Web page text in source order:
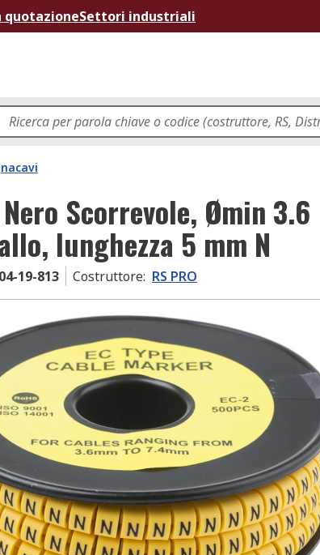
quotazioneSettori industriali
Scorrevole, Ømin 3.6
lunghezza 5 mm N
19-813 Costruttore: RS PRO